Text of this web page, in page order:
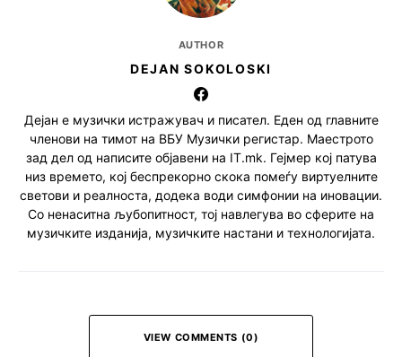
AUTHOR
DEJAN SOKOLOSKI
Дејан е музички истражувач и писател. Еден од главните
членови на тимот на ВБУ Музички регистар. Маестрото
зад дел од написите објавени на IT.mk. Гејмер кој патува
низ времето, кој беспрекорно скока помеѓу виртуелните
светови и реалноста, додека води симфонии на иновации.
Со ненаситна љубопитност, тој навлегува во сферите на
музичките изданија, музичките настани и технологијата.
VIEW COMMENTS (0)